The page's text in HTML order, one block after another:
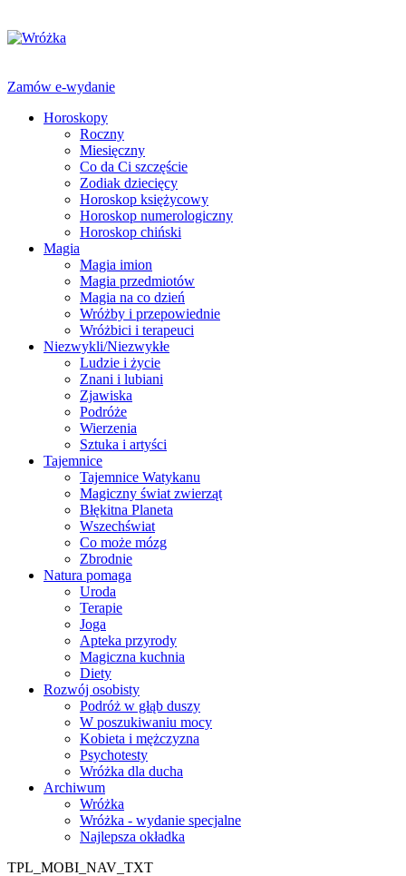
Zamów e-wydanie
Horoskopy
Roczny
Miesięczny
Co da Ci szczęście
Zodiak dziecięcy
Horoskop księżycowy
Horoskop numerologiczny
Horoskop chiński
Magia
Magia imion
Magia przedmiotów
Magia na co dzień
Wróżby i przepowiednie
Wróżbici i terapeuci
Niezwykli/Niezwykłe
Ludzie i życie
Znani i lubiani
Zjawiska
Podróże
Wierzenia
Sztuka i artyści
Tajemnice
Tajemnice Watykanu
Magiczny świat zwierząt
Błękitna Planeta
Wszechświat
Co może mózg
Zbrodnie
Natura pomaga
Uroda
Terapie
Joga
Apteka przyrody
Magiczna kuchnia
Diety
Rozwój osobisty
Podróż w głąb duszy
W poszukiwaniu mocy
Kobieta i mężczyzna
Psychotesty
Wróżka dla ducha
Archiwum
Wróżka
Wróżka - wydanie specjalne
Najlepsza okładka
TPL_MOBI_NAV_TXT